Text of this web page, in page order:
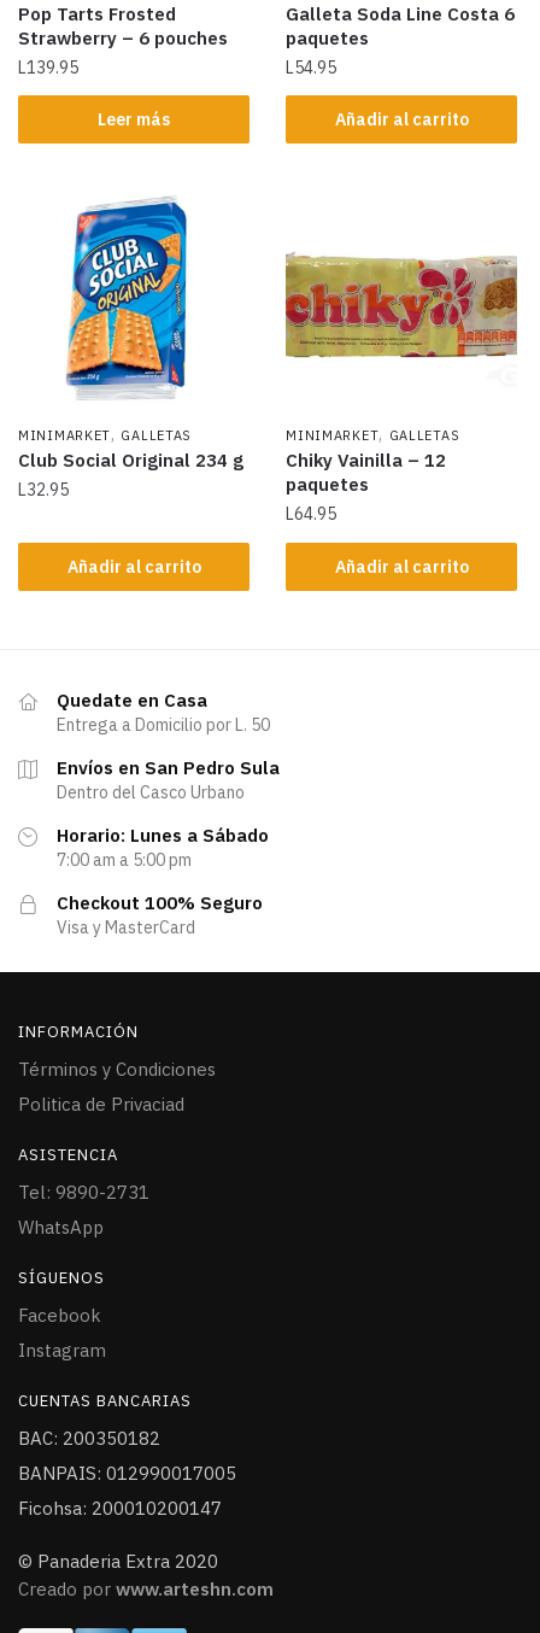
Pop Tarts Frosted
Strawberry – 6 pouches
L139.95
Leer más
Galleta Soda Line Costa 6
paquetes
L54.95
Añadir al carrito
MINIMARKET, GALLETAS
Club Social Original 234 g
L32.95
Añadir al carrito
MINIMARKET, GALLETAS
Chiky Vainilla – 12
paquetes
L64.95
Añadir al carrito
Quedate en Casa
Entrega a Domicilio por L. 50
Envíos en San Pedro Sula
Dentro del Casco Urbano
Horario: Lunes a Sábado
7:00 am a 5:00 pm
Checkout 100% Seguro
Visa y MasterCard
INFORMACIÓN
Términos y Condiciones
Politica de Privaciad
ASISTENCIA
Tel: 9890-2731
WhatsApp
SÍGUENOS
Facebook
Instagram
CUENTAS BANCARIAS
BAC: 200350182
BANPAIS: 012990017005
Ficohsa: 200010200147
© Panaderia Extra 2020
Creado por www.arteshn.com